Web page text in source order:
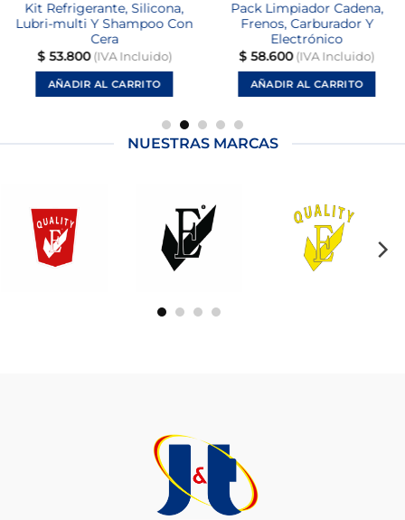
Kit Refrigerante, Silicona,
Lubri-multi Y Shampoo Con
Cera
53.800(IVA Incluido)
AÑADIR AL CARRITO
Pack Limpiador Cadena,
Frenos, Carburador Y
Electrónico
58.600(IVA Incluido)
AÑADIR AL CARRITO
NUESTRAS MARCAS